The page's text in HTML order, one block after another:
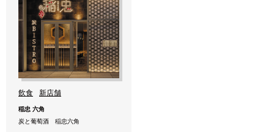
飲食 新店舗
稲忠 六角
炭と葡萄酒 稲忠六角